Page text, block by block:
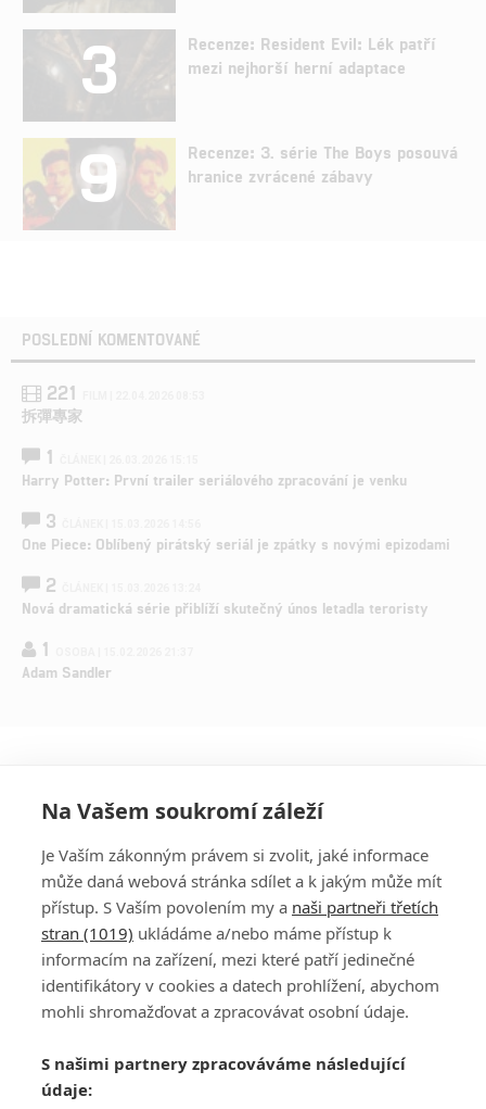
3
Recenze: Resident Evil: Lék patří
mezi nejhorší herní adaptace
9
Recenze: 3. série The Boys posouvá
hranice zvrácené zábavy
POSLEDNÍ KOMENTOVANÉ
221
拆彈專家
1
Harry Potter: První trailer seriálového zpracování je venku
3
One Piece: Oblíbený pirátský seriál je zpátky s novými epizodami
2
Nová dramatická série přiblíží skutečný únos letadla teroristy
1
Adam Sandler
PŘIHLÁSIT
REGISTROVAT
DISKUZE
Šéfredaktorkou webu jePetr Slavík, e-mailserialy@fandimefilmu.cz
Máte-li zájem o inzerci na našem webu napište nám na e-mail
Na Vašem soukromí záleží
Je Vaším zákonným právem si zvolit, jaké informace
může daná webová stránka sdílet a k jakým může mít
přístup. S Vaším povolením my a naši partneři třetích
stran (1019) ukládáme a/nebo máme přístup k
informacím na zařízení, mezi které patří jedinečné
identifikátory v cookies a datech prohlížení, abychom
mohli shromažďovat a zpracovávat osobní údaje.
S našimi partnery zpracováváme následující
údaje: